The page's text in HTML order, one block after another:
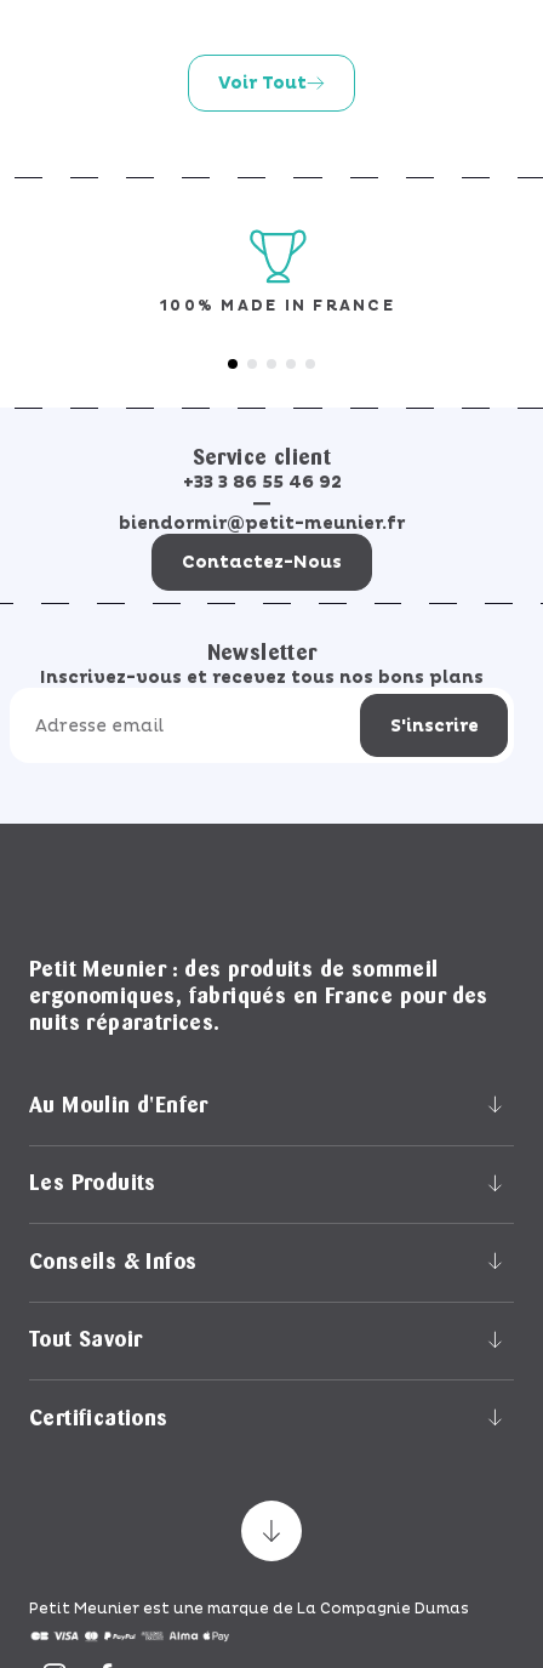
Voir Tout
100% MADE IN FRANCE
Service client
+33 3 86 55 46 92
|
biendormir@petit-meunier.fr
Contactez-Nous
Newsletter
Inscrivez-vous et recevez tous nos bons plans
Adresse email S'inscrire
Petit Meunier : des produits de sommeil
ergonomiques, fabriqués en France pour des
nuits réparatrices.
Au Moulin d'Enfer
Les Produits
Conseils & Infos
Tout Savoir
Certifications
Petit Meunier est une marque de La Compagnie Dumas